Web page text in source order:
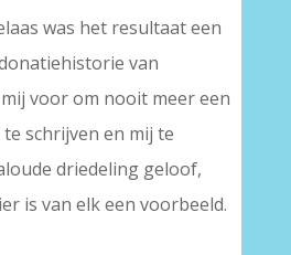
was het resultaat een
van
voor om nooit meer een
schrijven en mij te
driedeling geloof,
is van elk een voorbeeld.